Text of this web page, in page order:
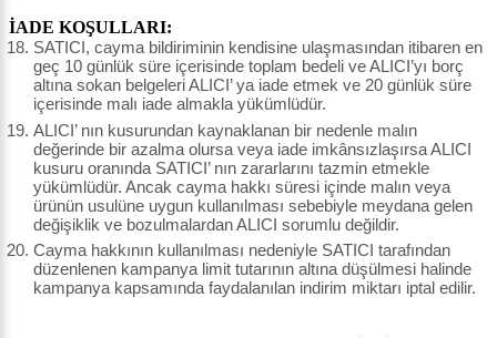
İADE KOŞULLARI:
SATICI, cayma bildiriminin kendisine ulaşmasından itibaren en
geç 10 günlük süre içerisinde toplam bedeli ve ALICI’yı borç
altına sokan belgeleri ALICI’ ya iade etmek ve 20 günlük süre
içerisinde malı iade almakla yükümlüdür.
ALICI’ nın kusurundan kaynaklanan bir nedenle malın
değerinde bir azalma olursa veya iade imkânsızlaşırsa ALICI
kusuru oranında SATICI’ nın zararlarını tazmin etmekle
yükümlüdür. Ancak cayma hakkı süresi içinde malın veya
ürünün usulüne uygun kullanılması sebebiyle meydana gelen
değişiklik ve bozulmalardan ALICI sorumlu değildir.
Cayma hakkının kullanılması nedeniyle SATICI tarafından
düzenlenen kampanya limit tutarının altına düşülmesi halinde
kampanya kapsamında faydalanılan indirim miktarı iptal edilir.